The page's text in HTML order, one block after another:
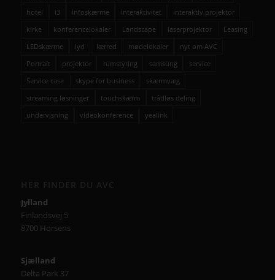
hotel
i3 infoskærme interaktivitet
interaktiv projektor
kirke
konferencelokaler Landscape laserprojektor
Leasing
LEDskærme
lyd lærred mødelokaler
nyt om AVC
Portrait
projektor rumstyring samsung
service
Service case
skype for business
skærmvæg
streaming løsninger
touchskærm
trådløs deling
undervisning
videokonference yealink
Jylland
Finlandsvej 5
8700 Horsens
Sjælland
Delta Park 37